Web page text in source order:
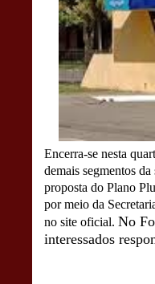
Encerra-se nesta
demais segmentos
proposta do Plano
por meio da
no site oficial. No
interessados